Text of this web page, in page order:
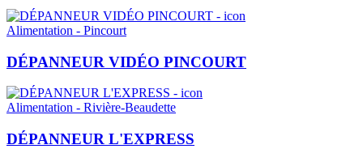
Alimentation - Pincourt
DÉPANNEUR VIDÉO PINCOURT
Alimentation - Rivière-Beaudette
DÉPANNEUR L'EXPRESS